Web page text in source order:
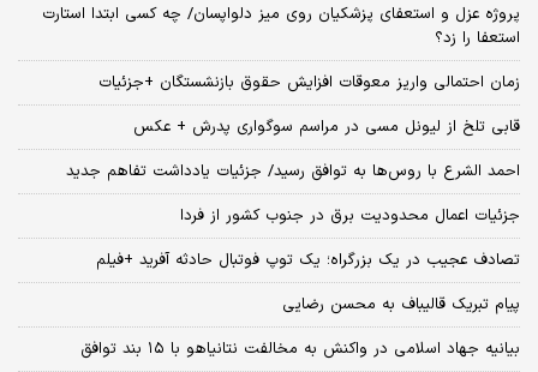
پروژه عزل و استعفای پزشکیان روی میز دلواپسان/ چه کسی ابتدا استارت
استعفا را زد؟
زمان احتمالی واریز معوقات افزایش حقوق بازنشستگان +جزئیات
قابی تلخ از لیونل مسی در مراسم سوگواری پدرش + عکس
احمد الشرع با روس‌ها به توافق رسید/ جزئیات یادداشت تفاهم جدید
جزئیات اعمال محدودیت برق در جنوب کشور از فردا
تصادف عجیب در یک بزرگراه؛ یک توپ فوتبال حادثه‌ آفرید +فیلم
پیام تبریک قالیباف به محسن رضایی
بیانیه جهاد اسلامی در واکنش به مخالفت نتانیاهو با ۱۵ بند توافق